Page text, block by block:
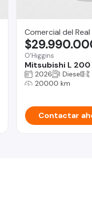
Comercial del
O'Higgins
Mitsubishi L 200
2026 Diesel
20000 km
Contactar